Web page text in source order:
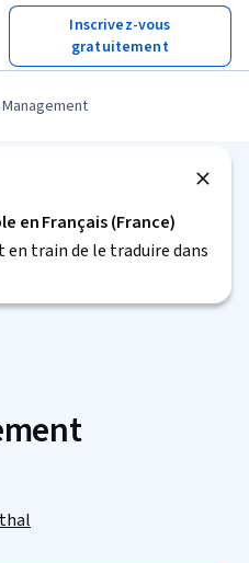
Inscrivez-vous
gratuitement
en Français (France)
train de le traduire dans